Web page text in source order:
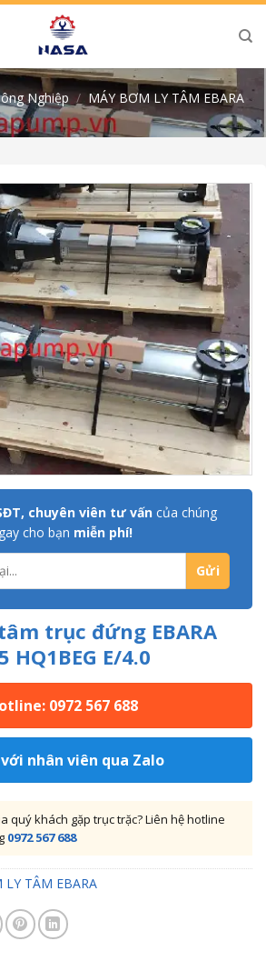
Nghiệp / MÁY BƠM LY TÂM EBARA
chuyên viên tư vấn của chúng
cho bạn miễn phí!
trục đứng EBARA
HQ1BEG E/4.0
0972 567 688
nhân viên qua Zalo
quý khách gặp trục trặc? Liên hệ hotline
0972 567 688
LY TÂM EBARA